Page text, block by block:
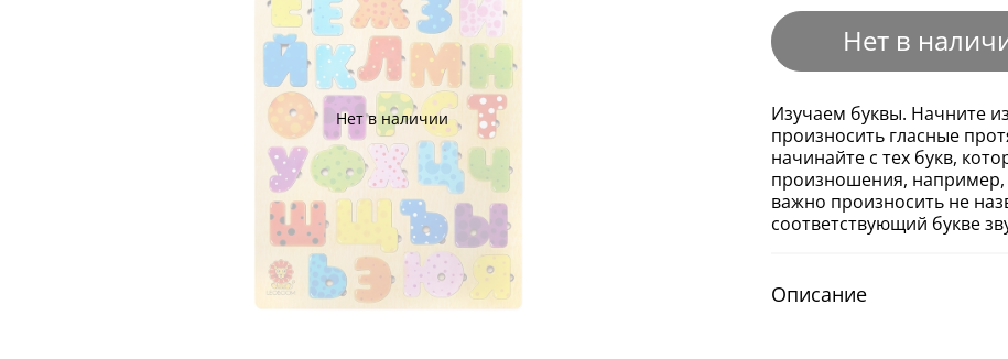
Нет в наличии
Нет в
Изучаем буквы. Начните
произносить гласные
начинайте с тех букв,
произношения,
важно произносить не
соответствующий букве
Описание